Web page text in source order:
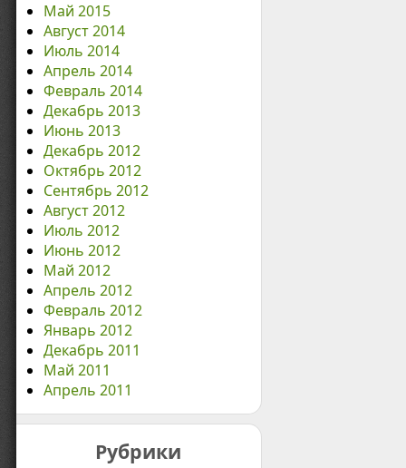
Май 2015
Август 2014
Июль 2014
Апрель 2014
Февраль 2014
Декабрь 2013
Июнь 2013
Декабрь 2012
Октябрь 2012
Сентябрь 2012
Август 2012
Июль 2012
Июнь 2012
Май 2012
Апрель 2012
Февраль 2012
Январь 2012
Декабрь 2011
Май 2011
Апрель 2011
Рубрики